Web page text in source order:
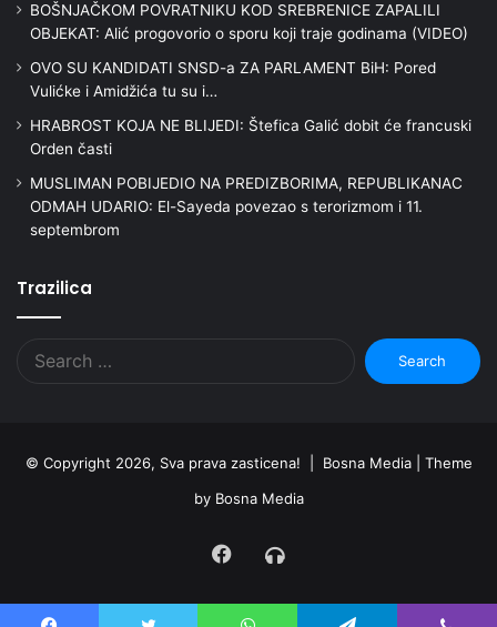
BOŠNJAČKOM POVRATNIKU KOD SREBRENICE ZAPALILI
OBJEKAT: Alić progovorio o sporu koji traje godinama (VIDEO)
OVO SU KANDIDATI SNSD-a ZA PARLAMENT BiH: Pored
Vulićke i Amidžića tu su i…
HRABROST KOJA NE BLIJEDI: Štefica Galić dobit će francuski
Orden časti
MUSLIMAN POBIJEDIO NA PREDIZBORIMA, REPUBLIKANAC
ODMAH UDARIO: El-Sayeda povezao s terorizmom i 11.
septembrom
Trazilica
Search
for:
© Copyright 2026, Sva prava zasticena! | Bosna Media | Theme
by Bosna Media
Facebook
Radio
Uživo